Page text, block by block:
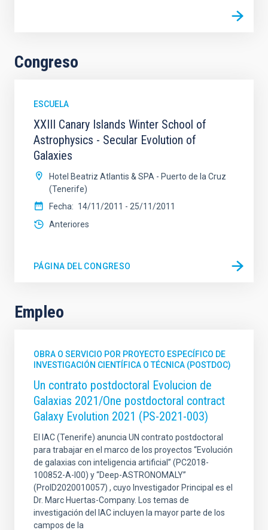
Congreso
ESCUELA
XXIII Canary Islands Winter School of
Astrophysics - Secular Evolution of
Galaxies
Hotel Beatriz Atlantis & SPA - Puerto de la Cruz
(Tenerife)
Fecha
14/11/2011 - 25/11/2011
Anteriores
PÁGINA DEL CONGRESO
Empleo
OBRA O SERVICIO POR PROYECTO ESPECÍFICO DE
INVESTIGACIÓN CIENTÍFICA O TÉCNICA (POSTDOC)
Un contrato postdoctoral Evolucion de
Galaxias 2021/One postdoctoral contract
Galaxy Evolution 2021 (PS-2021-003)
El IAC (Tenerife) anuncia UN contrato postdoctoral
para trabajar en el marco de los proyectos “Evolución
de galaxias con inteligencia artificial” (PC2018-
100852-A-I00) y “Deep-ASTRONOMALY”
(ProID2020010057) , cuyo Investigador Principal es el
Dr. Marc Huertas-Company. Los temas de
investigación del IAC incluyen la mayor parte de los
campos de la